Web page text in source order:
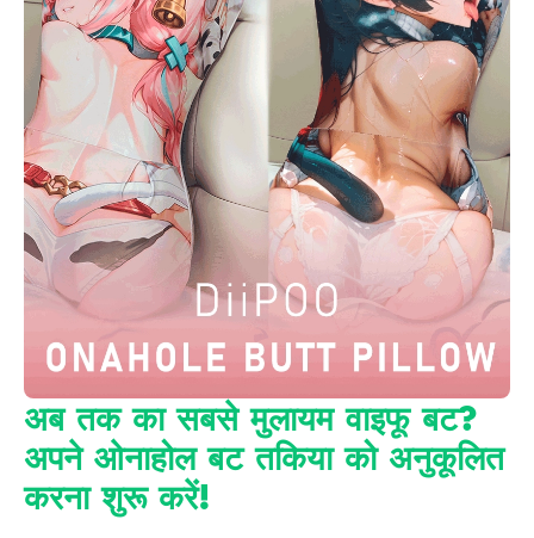
अब तक का सबसे मुलायम वाइफू बट?
अपने ओनाहोल बट तकिया को अनुकूलित
करना शुरू करें!